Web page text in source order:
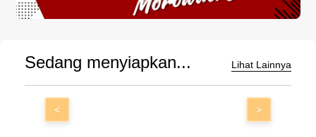
Sedang menyiapkan... Lihat Lainnya
< >